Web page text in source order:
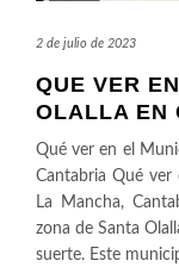
2 de julio de 2023
QUE VER
OLALLA EN
Qué ver en el
Cantabria Qué ver
La Mancha,
zona de Santa
suerte. Este